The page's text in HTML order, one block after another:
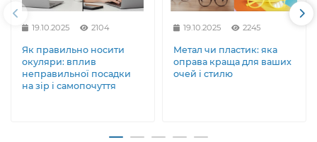
19.10.2025 2104
Як правильно носити
окуляри: вплив
неправильної посадки
на зір і самопочуття
19.10.2025 2245
Метал чи пластик: яка
оправа краща для ваших
очей і стилю